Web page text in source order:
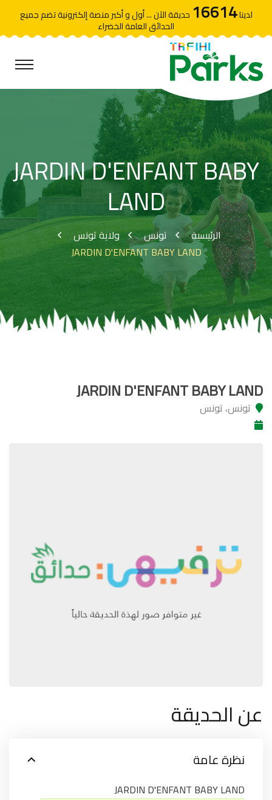
لدينا16614 حديقة الآن ... أول و أكبر منصة إلكترونية تضم جميع
الحدائق العامة الخضراء
JARDIN D'ENFANT BABY
LAND
الرئيسية تونس
ولاية تونس
JARDIN D'ENFANT BABY LAND
JARDIN D'ENFANT BABY LAND
تونس، تونس‎
عن الحديقة
نظرة عامة
JARDIN D'ENFANT BABY LAND